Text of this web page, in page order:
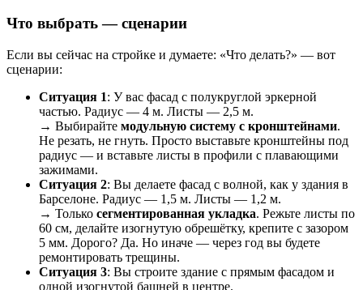
Что выбрать — сценарии
Если вы сейчас на стройке и думаете: «Что делать?» — вот
сценарии:
Ситуация 1: У вас фасад с полукруглой эркерной
частью. Радиус — 4 м. Листы — 2,5 м.
→ Выбирайте модульную систему с кронштейнами.
Не резать, не гнуть. Просто выставьте кронштейны под
радиус — и вставьте листы в профили с плавающими
зажимами.
Ситуация 2: Вы делаете фасад с волной, как у здания в
Барселоне. Радиус — 1,5 м. Листы — 1,2 м.
→ Только сегментированная укладка. Режьте листы по
60 см, делайте изогнутую обрешётку, крепите с зазором
5 мм. Дорого? Да. Но иначе — через год вы будете
ремонтировать трещины.
Ситуация 3: Вы строите здание с прямым фасадом и
одной изогнутой башней в центре.